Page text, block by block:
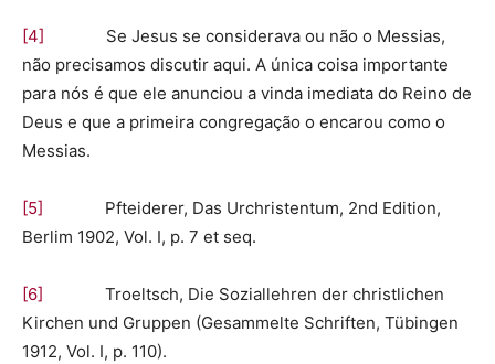
[4] Se Jesus se considerava ou não o Messias,
não precisamos discutir aqui. A única coisa importante
para nós é que ele anunciou a vinda imediata do Reino de
Deus e que a primeira congregação o encarou como o
Messias.
[5] Pfteiderer, Das Urchristentum, 2nd Edition,
Berlim 1902, Vol. I, p. 7 et seq.
[6] Troeltsch, Die Soziallehren der christlichen
Kirchen und Gruppen (Gesammelte Schriften, Tübingen
1912, Vol. I, p. 110).